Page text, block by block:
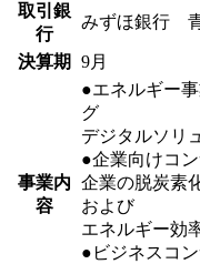
取引銀
行
みずほ銀行
決算期 9月
事業内
容
●エネルギー
グ
デジタルソリ
●企業向けコ
企業の脱炭素
および
エネルギー効
●ビジネスコ